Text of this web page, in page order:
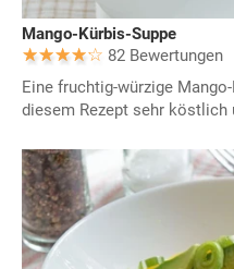
Mango-Kürbis-Suppe
82 Bewertungen
Eine fruchtig-würzige
diesem Rezept sehr köstlich